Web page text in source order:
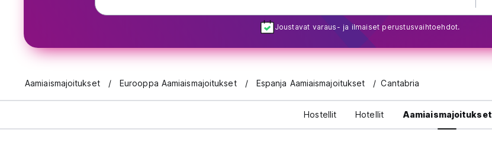
Joustavat varaus- ja ilmaiset perustusvaihtoehdot.
Aamiaismajoitukset Eurooppa Aamiaismajoitukset Espanja Aamiaismajoitukset Cantabria
Hostellit Hotellit Aamiaismajoitukset